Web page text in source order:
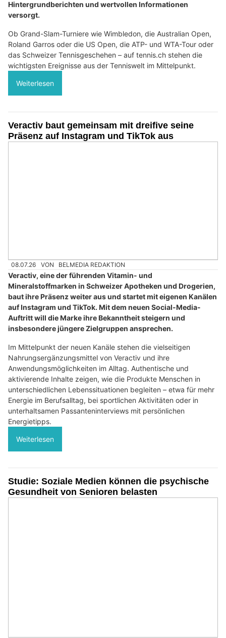
Hintergrundberichten und wertvollen Informationen
versorgt.
Ob Grand-Slam-Turniere wie Wimbledon, die Australian Open,
Roland Garros oder die US Open, die ATP- und WTA-Tour oder
das Schweizer Tennisgeschehen – auf tennis.ch stehen die
wichtigsten Ereignisse aus der Tenniswelt im Mittelpunkt.
Weiterlesen
Veractiv baut gemeinsam mit dreifive seine
Präsenz auf Instagram und TikTok aus
08.07.26 VON BELMEDIA REDAKTION
Veractiv, eine der führenden Vitamin- und
Mineralstoffmarken in Schweizer Apotheken und Drogerien,
baut ihre Präsenz weiter aus und startet mit eigenen Kanälen
auf Instagram und TikTok. Mit dem neuen Social-Media-
Auftritt will die Marke ihre Bekanntheit steigern und
insbesondere jüngere Zielgruppen ansprechen.
Im Mittelpunkt der neuen Kanäle stehen die vielseitigen
Nahrungsergänzungsmittel von Veractiv und ihre
Anwendungsmöglichkeiten im Alltag. Authentische und
aktivierende Inhalte zeigen, wie die Produkte Menschen in
unterschiedlichen Lebenssituationen begleiten – etwa für mehr
Energie im Berufsalltag, bei sportlichen Aktivitäten oder in
unterhaltsamen Passanteninterviews mit persönlichen
Energietipps.
Weiterlesen
Studie: Soziale Medien können die psychische
Gesundheit von Senioren belasten